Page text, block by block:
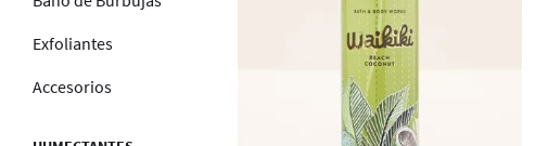
Exfoliantes
Accesorios